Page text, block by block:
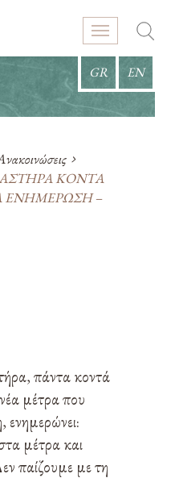
GR EN
ΚΟΝΤΑ
ΕΝΗΜΕΡΩΣΗ –
πάντα κοντά
μέτρα που
ενημερώνει:
μέτρα και
με τη